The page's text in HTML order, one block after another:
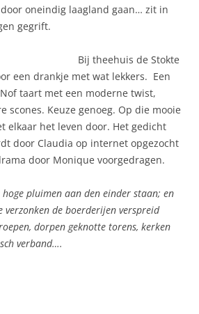
oneindig laagland gaan… zit in
gegrift.
Bij theehuis de Stokte
een drankje met wat lekkers. Een
taart met een moderne twist,
scones. Keuze genoeg. Op die mooie
elkaar het leven door. Het gedicht
door Claudia op internet opgezocht
door Monique voorgedragen.
pluimen aan den einder staan; en
verzonken de boerderijen verspreid
dorpen geknotte torens, kerken
verband….